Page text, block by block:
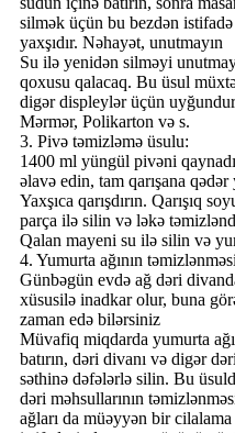
silmək üçün bu bezdən
yaxşıdır. Nəhayət, unutmayın
Su ilə yenidən silməyi
qoxusu qalacaq. Bu üsul
digər displeylər üçün
Mərmər, Polikarton və s.
3. Pivə təmizləmə üsulu:
1400 ml yüngül pivəni
əlavə edin, tam qarışana qədər
Yaxşıca qarışdırın. Qarışıq
parça ilə silin və ləkə
Qalan mayeni su ilə silin və
4. Yumurta ağının
Günbəgün evdə ağ dəri
xüsusilə inadkar olur, buna
zaman edə bilərsiniz
Müvafiq miqdarda yumurta
batırın, dəri divanı və digər
səthinə dəfələrlə silin. Bu
dəri məhsullarının
ağları da müəyyən bir